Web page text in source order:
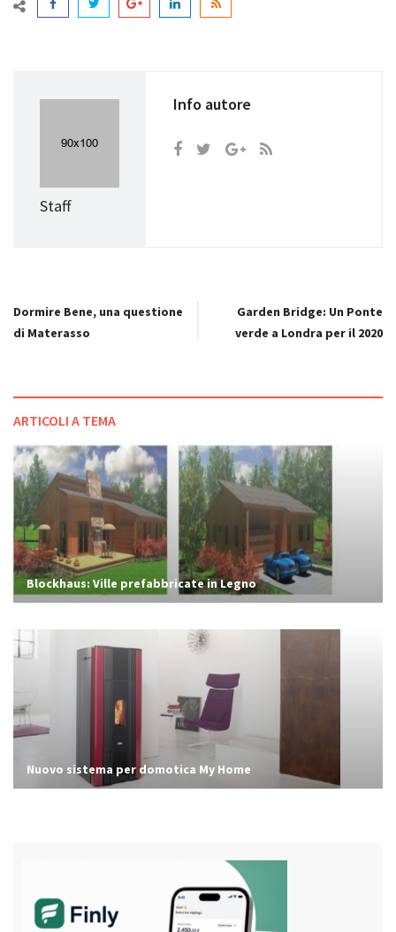
Staff
Info autore
Dormire Bene, una questione
di Materasso
Garden Bridge: Un Ponte
verde a Londra per il 2020
ARTICOLI A TEMA
Blockhaus: Ville prefabbricate in Legno
Nuovo sistema per domotica My Home